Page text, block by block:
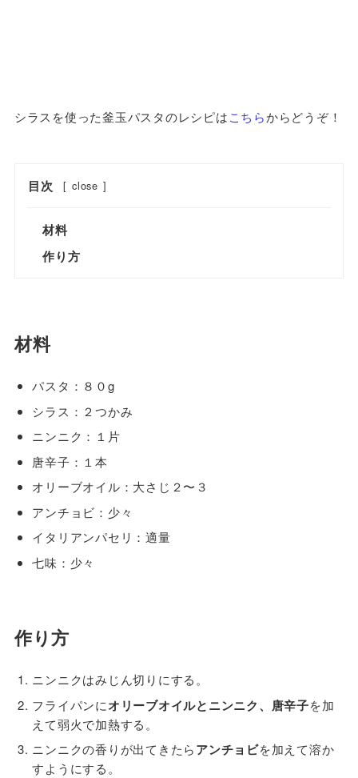
シラスを使った釜玉パスタのレシピはこちらからどうぞ！
目次 [ close ]
材料
作り方
材料
パスタ：８０g
シラス：２つかみ
ニンニク：１片
唐辛子：１本
オリーブオイル：大さじ２〜３
アンチョビ：少々
イタリアンパセリ：適量
七味：少々
作り方
ニンニクはみじん切りにする。
フライパンにオリーブオイルとニンニク、唐辛子を加
えて弱火で加熱する。
ニンニクの香りが出てきたらアンチョビを加えて溶か
すようにする。